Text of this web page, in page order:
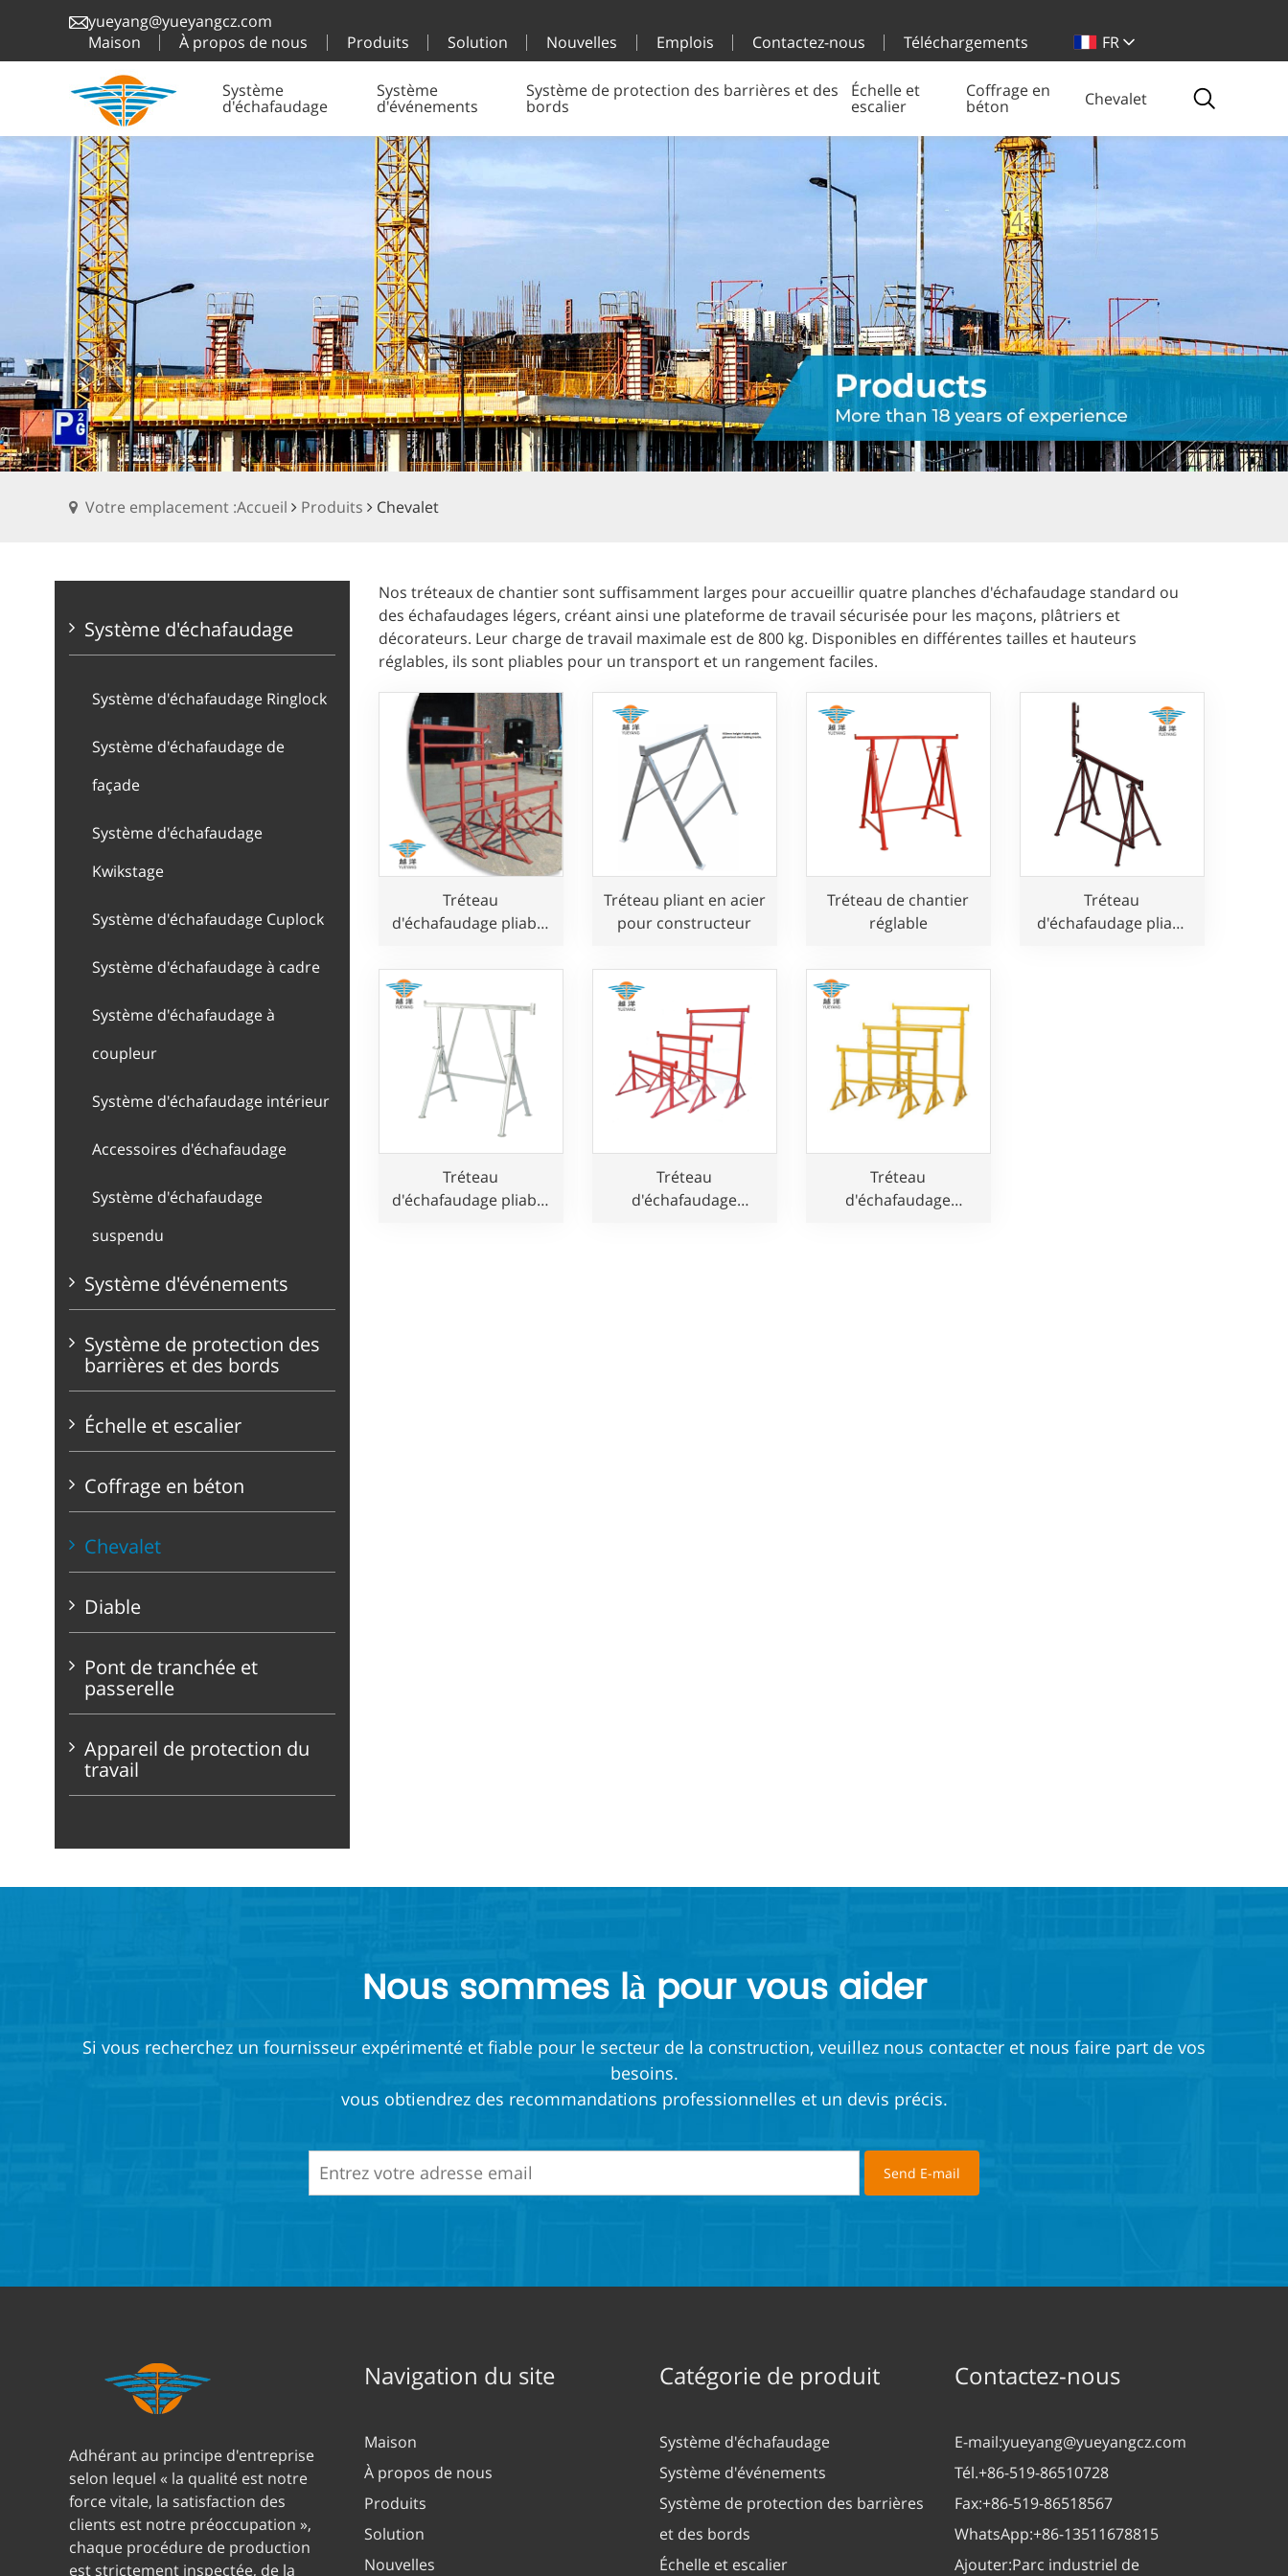
yueyang@yueyangcz.com
Maison
À propos de nous Produits Solution Nouvelles Emplois Contactez-nous Téléchargements FR
Système
d'échafaudage
Système
d'événements
Système de protection des barrières et des
bords
Échelle et
escalier
Coffrage en
béton Chevalet
Votre emplacement :Accueil Produits Chevalet
Système d'échafaudage
Système d'échafaudage Ringlock
Système d'échafaudage de
façade
Système d'échafaudage
Kwikstage
Système d'échafaudage Cuplock
Système d'échafaudage à cadre
Système d'échafaudage à
coupleur
Système d'échafaudage intérieur
Accessoires d'échafaudage
Système d'échafaudage
suspendu
Système d'événements
Système de protection des
barrières et des bords
Échelle et escalier
Coffrage en béton
Chevalet
Diable
Pont de tranchée et
passerelle
Appareil de protection du
travail
Nos tréteaux de chantier sont suffisamment larges pour accueillir quatre planches d'échafaudage standard ou
des échafaudages légers, créant ainsi une plateforme de travail sécurisée pour les maçons, plâtriers et
décorateurs. Leur charge de travail maximale est de 800 kg. Disponibles en différentes tailles et hauteurs
réglables, ils sont pliables pour un transport et un rangement faciles.
Tréteau
d'échafaudage pliable
charges lourdes
Tréteau pliant en acier
pour constructeur
Tréteau de chantier
réglable
Tréteau
d'échafaudage pliant
Tréteau
d'échafaudage pliable
Tréteau
d'échafaudage
Tréteau
d'échafaudage
Nous sommes là pour vous aider
Si vous recherchez un fournisseur expérimenté et fiable pour le secteur de la construction, veuillez nous contacter et nous faire part de vos
besoins.
vous obtiendrez des recommandations professionnelles et un devis précis.
Adhérant au principe d'entreprise
selon lequel « la qualité est notre
force vitale, la satisfaction des
clients est notre préoccupation »,
chaque procédure de production
est strictement inspectée, de la
Navigation du site
Maison
À propos de nous
Produits
Solution
Nouvelles
Catégorie de produit
Système d'échafaudage
Système d'événements
Système de protection des barrières
et des bords
Échelle et escalier
Contactez-nous
E-mail:yueyang@yueyangcz.com
Tél.+86-519-86510728
Fax:+86-519-86518567
WhatsApp:+86-13511678815
Ajouter:Parc industriel de